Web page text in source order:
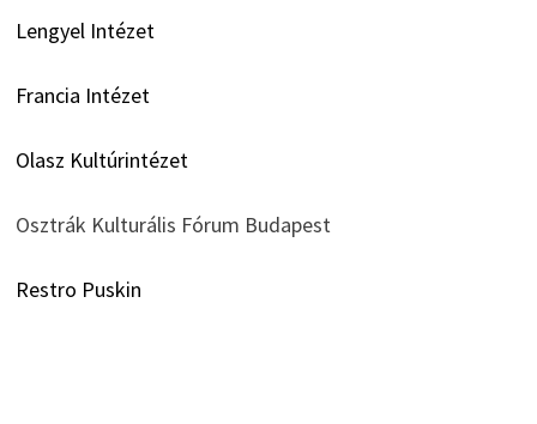
Lengyel Intézet
Francia Intézet
Olasz Kultúrintézet
Osztrák Kulturális Fórum Budapest
Restro Puskin